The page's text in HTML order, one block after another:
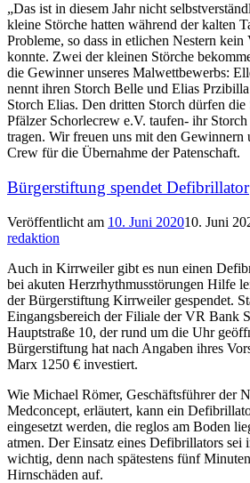
„Das ist in diesem Jahr nicht
kleine Störche hatten während der kalten
Probleme, so dass in etlichen Nestern
konnte. Zwei der kleinen Störche
die Gewinner unseres Malwettbewerbs:
nennt ihren Storch Belle und Elias
Storch Elias. Den dritten Storch dürfen
Pfälzer Schorlecrew e.V. taufen- ihr
tragen. Wir freuen uns mit den Gewinnern
Crew für die Übernahme der Patenschaft.
Bürgerstiftung spendet Defibrillator
Veröffentlicht am 10. Juni 202010. Juni
redaktion
Auch in Kirrweiler gibt es nun einen
bei akuten Herzrhythmusstörungen Hilfe
der Bürgerstiftung Kirrweiler gespendet.
Eingangsbereich der Filiale der VR Bank
Hauptstraße 10, der rund um die Uhr
Bürgerstiftung hat nach Angaben ihres
Marx 1250 € investiert.
Wie Michael Römer, Geschäftsführer der
Medconcept, erläutert, kann ein
eingesetzt werden, die reglos am Boden
atmen. Der Einsatz eines Defibrillators sei
wichtig, denn nach spätestens fünf
Hirnschäden auf.